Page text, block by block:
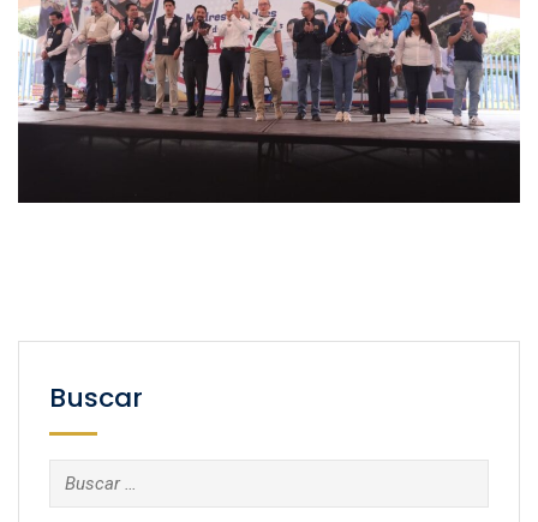
Buscar
Buscar: